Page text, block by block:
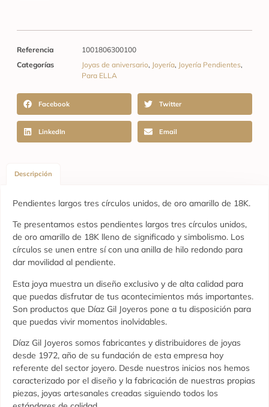
Referencia
1001806300100
Categorías
Joyas de aniversario, Joyería, Joyería Pendientes,
Para ELLA
Facebook Twitter
LinkedIn Email
Descripción
Pendientes largos tres círculos unidos, de oro amarillo de 18K.
Te presentamos estos pendientes largos tres círculos unidos,
de oro amarillo de 18K lleno de significado y simbolismo. Los
círculos se unen entre sí con una anilla de hilo redondo para
dar movilidad al pendiente.
Esta joya muestra un diseño exclusivo y de alta calidad para
que puedas disfrutar de tus acontecimientos más importantes.
Son productos que Díaz Gil Joyeros pone a tu disposición para
que puedas vivir momentos inolvidables.
Díaz Gil Joyeros somos fabricantes y distribuidores de joyas
desde 1972, año de su fundación de esta empresa hoy
referente del sector joyero. Desde nuestros inicios nos hemos
caracterizado por el diseño y la fabricación de nuestras propias
piezas, joyas artesanales creadas siguiendo todos los